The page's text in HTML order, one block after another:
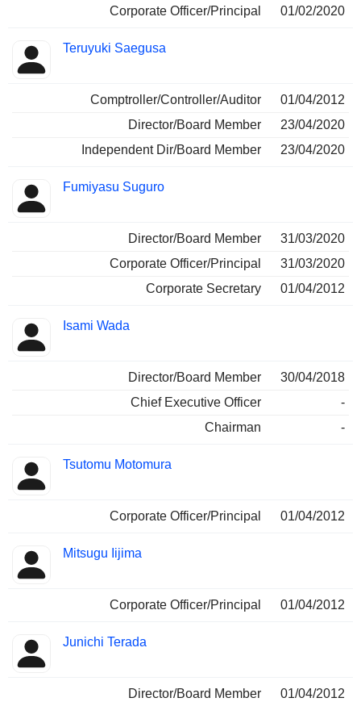
Corporate Officer/Principal
01/02/2020
Teruyuki Saegusa
Comptroller/Controller/Auditor
01/04/2012
Director/Board Member
23/04/2020
Independent Dir/Board Member
23/04/2020
Fumiyasu Suguro
Director/Board Member
31/03/2020
Corporate Officer/Principal
31/03/2020
Corporate Secretary
01/04/2012
Isami Wada
Director/Board Member
30/04/2018
Chief Executive Officer
-
Chairman
-
Tsutomu Motomura
Corporate Officer/Principal 01/04/2012
Mitsugu Iijima
Corporate Officer/Principal 01/04/2012
Junichi Terada
Director/Board Member 01/04/2012